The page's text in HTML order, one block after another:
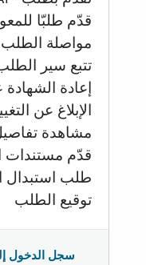
قدّم طلبّا
مواصلة الطلب
تتبع سير
إعادة
الإبلاغ عن
مشاهدة
قدّم مستندات
طلب استبدال
توقيع الطلب
سجل الدخول